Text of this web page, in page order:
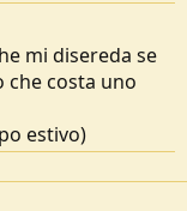
mi disereda se
che costa uno
estivo)